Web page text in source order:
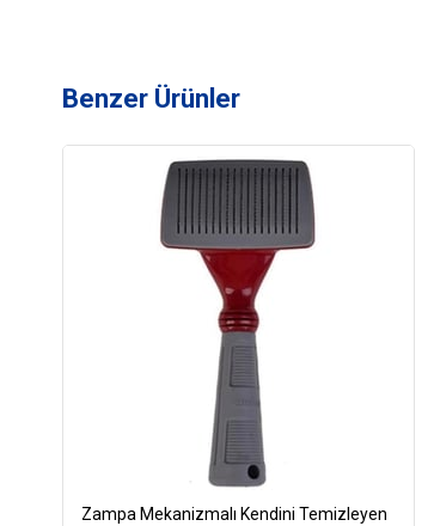
Benzer Ürünler
Zampa Mekanizmalı Kendini Temizleyen